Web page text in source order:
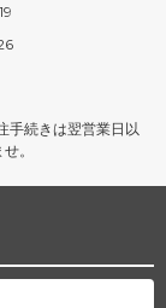
19
手続きは翌営業日以
。